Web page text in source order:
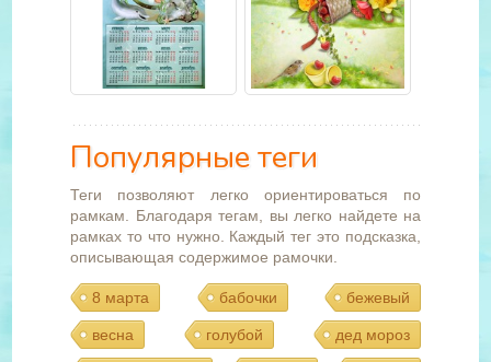
Популярные теги
Теги позволяют легко ориентироваться по
рамкам. Благодаря тегам, вы легко найдете на
рамках то что нужно. Каждый тег это подсказка,
описывающая содержимое рамочки.
8 марта бабочки бежевый
весна голубой дед мороз